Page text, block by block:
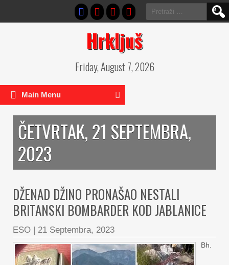
Pretraga:
Hrkljuš
Friday, August 7, 2026
Main Menu
ČETVRTAK, 21 SEPTEMBRA,
2023
DŽENAD DŽINO PRONAŠAO NESTALI
BRITANSKI BOMBARDER KOD JABLANICE
ESO | 21 Septembra, 2023
Bh.